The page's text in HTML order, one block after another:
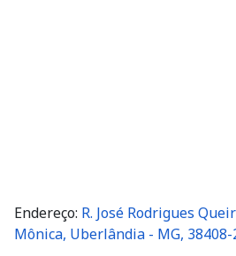
Endereço: R. José Rodrigues
Mônica, Uberlândia - MG, 38408-